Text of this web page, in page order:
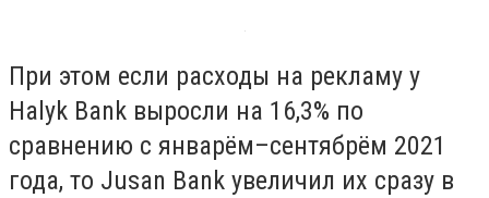
При этом если расходы на рекламу у
Halyk Bank выросли на 16,3% по
сравнению с январём–сентябрём 2021
года, то Jusan Bank увеличил их сразу в